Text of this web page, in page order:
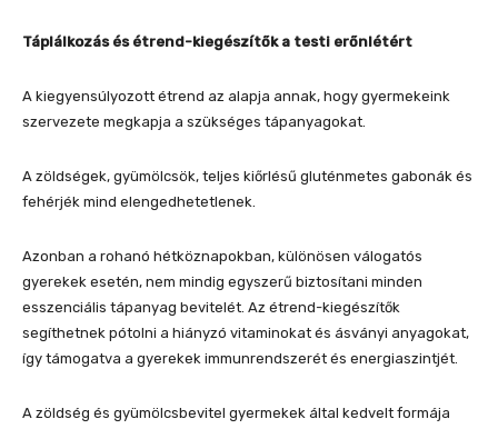
Táplálkozás és étrend-kiegészítők a testi erőnlétért
A kiegyensúlyozott étrend az alapja annak, hogy gyermekeink
szervezete megkapja a szükséges tápanyagokat.
A zöldségek, gyümölcsök, teljes kiőrlésű gluténmetes gabonák és
fehérjék mind elengedhetetlenek.
Azonban a rohanó hétköznapokban, különösen válogatós
gyerekek esetén, nem mindig egyszerű biztosítani minden
esszenciális tápanyag bevitelét. Az étrend-kiegészítők
segíthetnek pótolni a hiányzó vitaminokat és ásványi anyagokat,
így támogatva a gyerekek immunrendszerét és energiaszintjét.
A zöldség és gyümölcsbevitel gyermekek által kedvelt formája